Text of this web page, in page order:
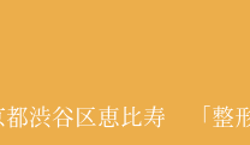
都渋谷区恵比寿 「整